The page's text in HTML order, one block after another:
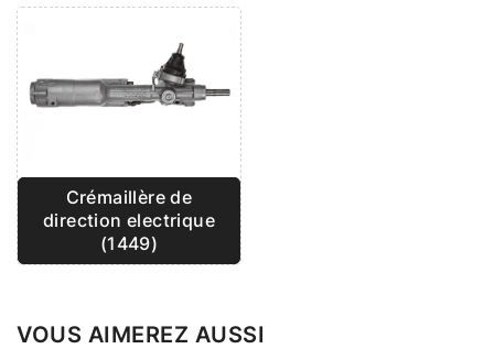
Crémaillère de
direction electrique
(1449)
VOUS AIMEREZ AUSSI